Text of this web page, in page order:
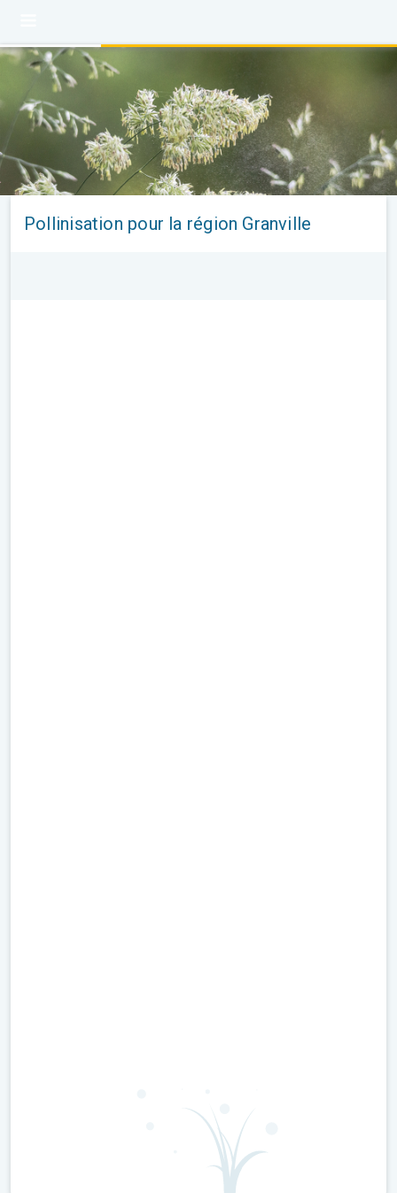
Pollinisation pour la région Granville